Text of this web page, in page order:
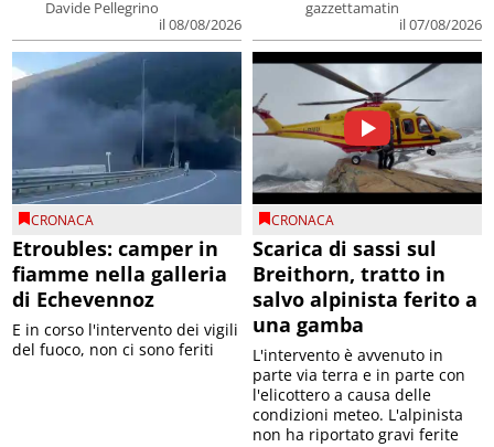
Davide Pellegrino
il 08/08/2026
gazzettamatin
il 07/08/2026
CRONACA
Etroubles: camper in
fiamme nella galleria
di Echevennoz
E in corso l'intervento dei vigili
del fuoco, non ci sono feriti
CRONACA
Scarica di sassi sul
Breithorn, tratto in
salvo alpinista ferito a
una gamba
L'intervento è avvenuto in
parte via terra e in parte con
l'elicottero a causa delle
condizioni meteo. L'alpinista
non ha riportato gravi ferite